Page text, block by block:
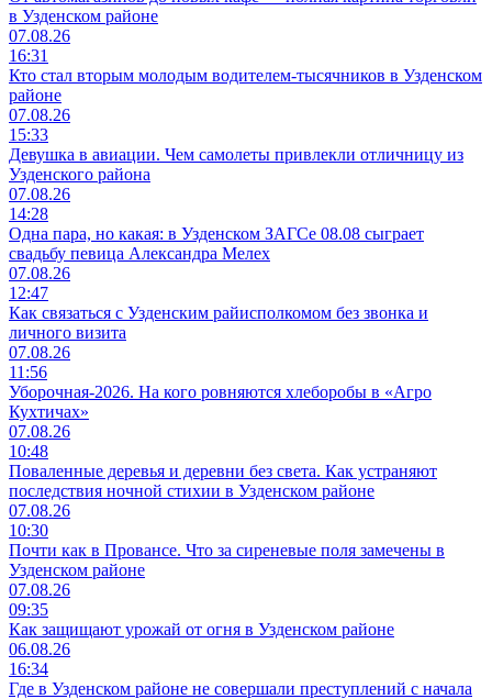
в Узденском районе
07.08.26
16:31
Кто стал вторым молодым водителем-тысячников в Узденском
районе
07.08.26
15:33
Девушка в авиации. Чем самолеты привлекли отличницу из
Узденского района
07.08.26
14:28
Одна пара, но какая: в Узденском ЗАГСе 08.08 сыграет
свадьбу певица Александра Мелех
07.08.26
12:47
Как связаться с Узденским райисполкомом без звонка и
личного визита
07.08.26
11:56
Уборочная-2026. На кого ровняются хлеборобы в «Агро
Кухтичах»
07.08.26
10:48
Поваленные деревья и деревни без света. Как устраняют
последствия ночной стихии в Узденском районе
07.08.26
10:30
Почти как в Провансе. Что за сиреневые поля замечены в
Узденском районе
07.08.26
09:35
Как защищают урожай от огня в Узденском районе
06.08.26
16:34
Где в Узденском районе не совершали преступлений с начала